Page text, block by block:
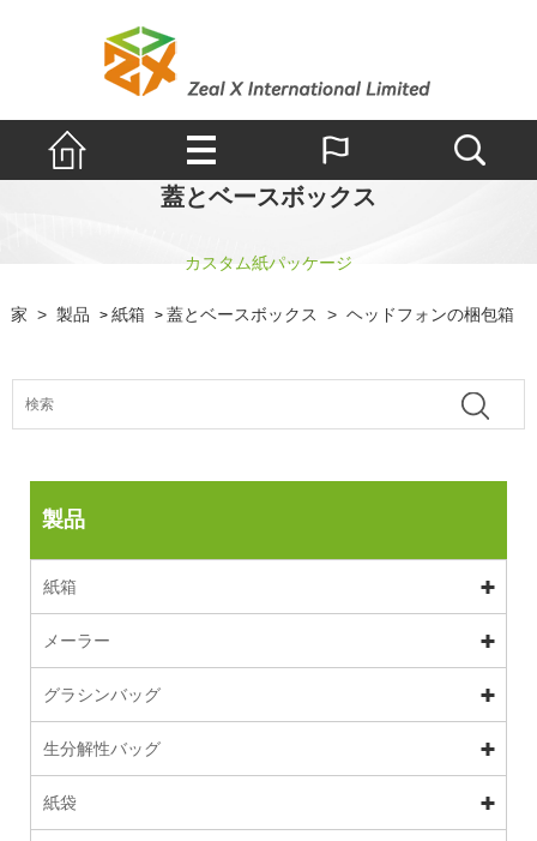
蓋とベースボックス
カスタム紙パッケージ
家 > 製品 > 紙箱 > 蓋とベースボックス > ヘッドフォンの梱包箱
製品
紙箱
メーラー
グラシンバッグ
生分解性バッグ
紙袋